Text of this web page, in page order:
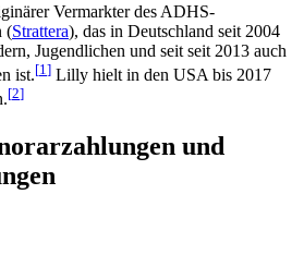
Vermarkter des ADHS-
(Strattera), das in Deutschland seit 2004
Jugendlichen und seit seit 2013 auch
ist.[1 ] Lilly hielt in den USA bis 2017
[2]
und